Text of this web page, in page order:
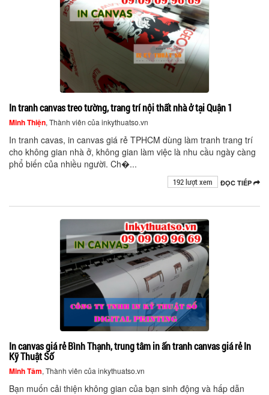
In tranh canvas treo tường, trang trí nội thất nhà ở tại Quận 1
Minh Thiện, Thành viên của inkythuatso.vn
In tranh cavas, in canvas giá rẻ TPHCM dùng làm tranh trang trí
cho không gian nhà ở, không gian làm việc là nhu cầu ngày càng
phổ biến của nhiều người. Ch�...
ĐỌC TIẾP
192 lượt xem
In canvas giá rẻ Bình Thạnh, trung tâm in ấn tranh canvas giá rẻ In
Kỹ Thuật Số
Minh Tâm, Thành viên của inkythuatso.vn
Bạn muốn cải thiện không gian của bạn sinh động và hấp dẫn